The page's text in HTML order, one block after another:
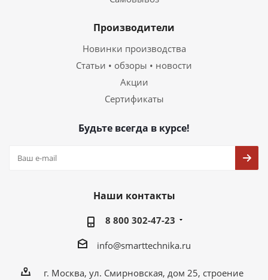
Производители
Новинки производства
Статьи • обзоры • новости
Акции
Сертификаты
Будьте всегда в курсе!
Наши контакты
8 800 302-47-23
info@smarttechnika.ru
г. Москва, ул. Смирновская, дом 25, строение